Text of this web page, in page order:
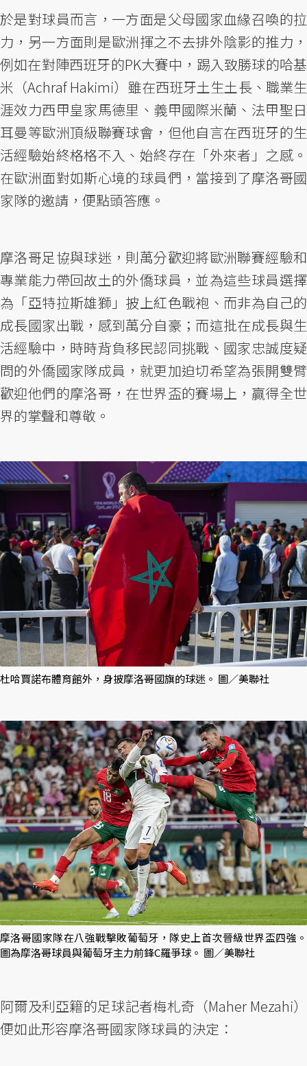
於是對球員而言，一方面是父母國家血緣召喚的拉
力，另一方面則是歐洲揮之不去排外陰影的推力，
例如在對陣西班牙的PK大賽中，踢入致勝球的哈基
米（Achraf Hakimi）雖在西班牙土生土長、職業生
涯效力西甲皇家馬德里、義甲國際米蘭、法甲聖日
耳曼等歐洲頂級聯賽球會，但他自言在西班牙的生
活經驗始終格格不入、始終存在「外來者」之感。
在歐洲面對如斯心境的球員們，當接到了摩洛哥國
家隊的邀請，便點頭答應。
摩洛哥足協與球迷，則萬分歡迎將歐洲聯賽經驗和
專業能力帶回故土的外僑球員，並為這些球員選擇
為「亞特拉斯雄獅」披上紅色戰袍、而非為自己的
成長國家出戰，感到萬分自豪；而這批在成長與生
活經驗中，時時背負移民認同挑戰、國家忠誠度疑
問的外僑國家隊成員，就更加迫切希望為張開雙臂
歡迎他們的摩洛哥，在世界盃的賽場上，贏得全世
界的掌聲和尊敬。
杜哈賈諾布體育館外，身披摩洛哥國旗的球迷。 圖／美聯社
摩洛哥國家隊在八強戰擊敗葡萄牙，隊史上首次晉級世界盃四強。
圖為摩洛哥球員與葡萄牙主力前鋒C羅爭球。 圖／美聯社
阿爾及利亞籍的足球記者梅札奇（Maher Mezahi）
便如此形容摩洛哥國家隊球員的決定：